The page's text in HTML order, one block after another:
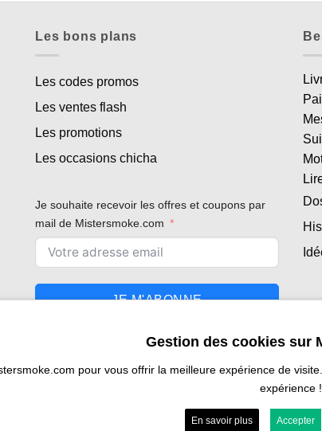
Les bons plans
Les codes promos
Les ventes flash
Les promotions
Les occasions chicha
Je souhaite recevoir les offres et coupons par
mail de Mistersmoke.com
JE M'ABONNE
Gestion des cookies sur
pour vous offrir la meilleure expérience de
expérience !
En savoir plus Accepter